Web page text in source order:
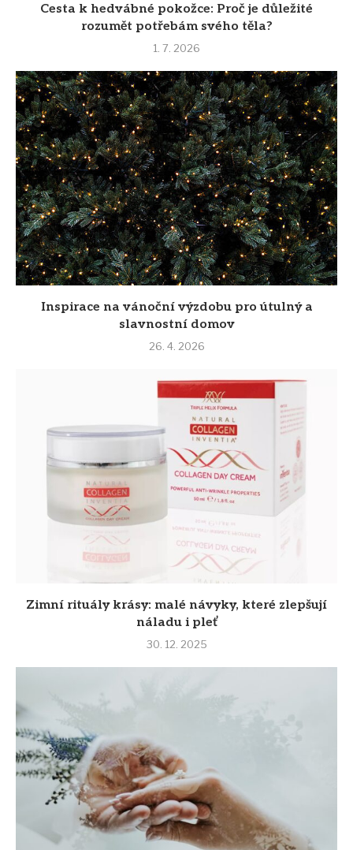
Cesta k hedvábné pokožce: Proč je důležité
rozumět potřebám svého těla?
1. 7. 2026
Inspirace na vánoční výzdobu pro útulný a
slavnostní domov
26. 4. 2026
Zimní rituály krásy: malé návyky, které zlepšují
náladu i pleť
30. 12. 2025